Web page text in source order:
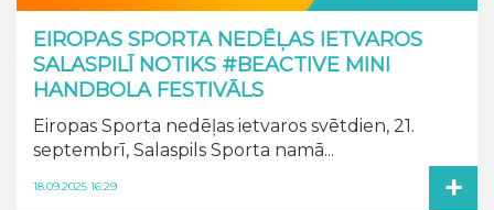
EIROPAS SPORTA NEDĒĻAS IETVAROS
SALASPILĪ NOTIKS #BEACTIVE MINI
HANDBOLA FESTIVĀLS
Eiropas Sporta nedēļas ietvaros svētdien, 21.
septembrī, Salaspils Sporta namā...
18.09.2025 16:29 +